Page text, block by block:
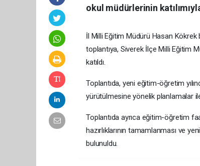
okul müdürlerinin
İl Milli Eğitim Müdürü Hasan Kökrek
toplantıya, Siverek İlçe Milli Eğitim
katıldı.
Toplantıda, yeni eğitim-öğretim
yürütülmesine yönelik planlamalar ile
Toplantıda ayrıca eğitim-öğretim
hazırlıklarının tamamlanması ve
bulunuldu.